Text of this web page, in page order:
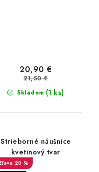
Skladom (1 ks)
20,90 €
21,50 €
Strieborné náušnice
kvetinový tvar
20 %